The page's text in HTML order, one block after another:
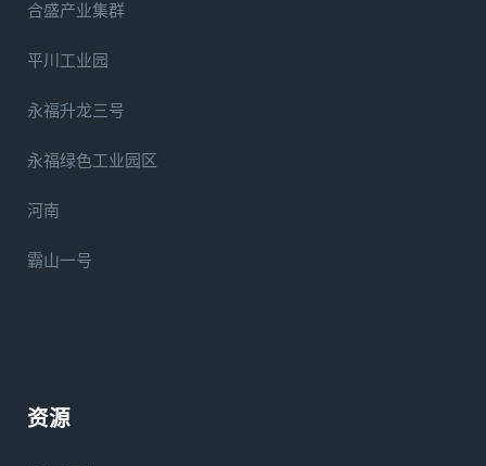
合盛产业集群
平川工业园
永福升龙三号
永福绿色工业园区
河南
霸山一号
资源